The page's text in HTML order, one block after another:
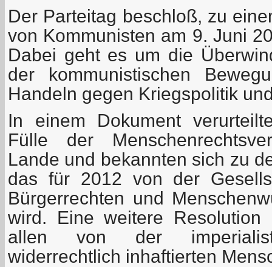
Der Parteitag beschloß, zu
von Kommunisten am 9. Juni
Dabei geht es um die
der kommunistischen
Handeln gegen Kriegspolitik
In einem Dokument
Fülle der
Lande und bekannten sich zu
das für 2012 von der
Bürgerrechten und
wird. Eine weitere
allen von der
widerrechtlich inhaftierten